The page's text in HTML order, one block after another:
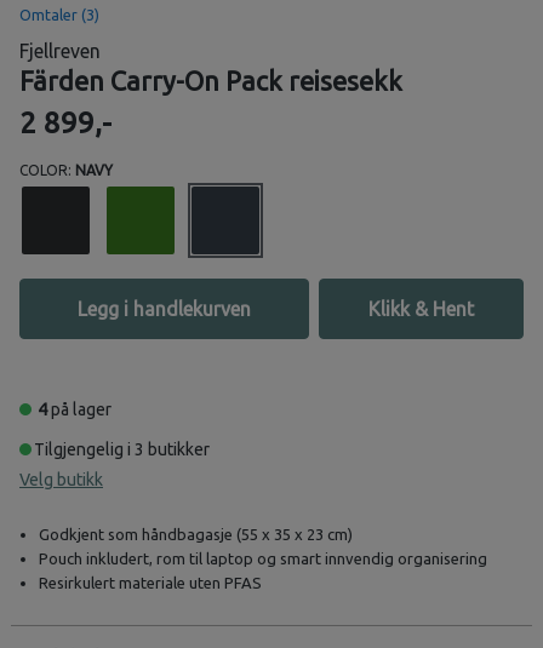
Omtaler (3)
Fjellreven
Färden Carry-On Pack reisesekk
2 899,-
COLOR: NAVY
Legg i handlekurven Klikk & Hent
4på lager
Tilgjengelig i 3 butikker
Velg butikk
Godkjent som håndbagasje (55 x 35 x 23 cm)
Pouch inkludert, rom til laptop og smart innvendig organisering
Resirkulert materiale uten PFAS